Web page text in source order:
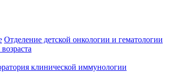
Отделение детской онкологии и гематологии
клинической иммунологии